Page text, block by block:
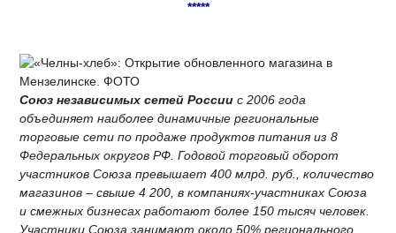
*****
Союз независимых сетей России с 2006 года
объединяет наиболее динамичные региональные
торговые сети по продаже продуктов питания из 8
Федеральных округов РФ. Годовой торговый оборот
участников Союза превышает 400 млрд. руб., количество
магазинов – свыше 4 200, в компаниях-участниках Союза
и смежных бизнесах работают более 150 тысяч человек.
Участники Союза занимают около 50% регионального